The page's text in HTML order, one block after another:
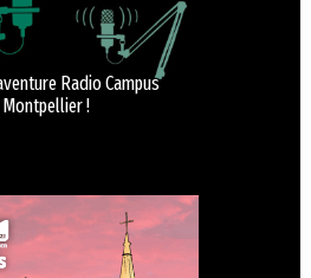
Radio Campus
Montpellier !